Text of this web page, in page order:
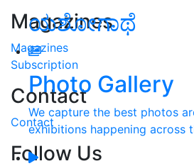
ಯಶೋಗಾಥೆ
Photo Gallery
We capture the best photos
exhibitions happening across
Magazines
Magazines
Subscription
Contact
Contact
Follow Us